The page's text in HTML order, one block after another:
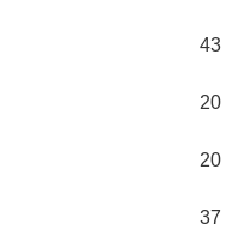
43
20
20
37